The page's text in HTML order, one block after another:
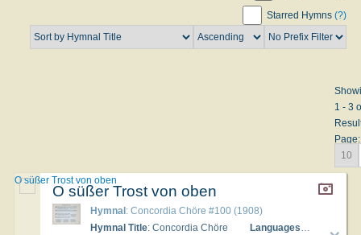
Starred Hymns (?)
1 - 3
Page:
10
O süßer Trost von oben
Hymnal: Concordia Chöre #100 (1908)
Hymnal Title: Concordia Chöre Languages
O süßer Trost von oben